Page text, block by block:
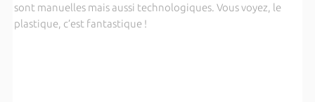
sont manuelles mais aussi technologiques. Vous voyez, le
plastique, c’est fantastique !